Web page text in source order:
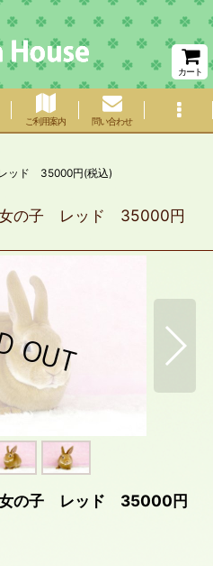
カート
ご利用案内 問い合わせ
ッド 35000円(税込)
女の子 レッド 35000円
女の子 レッド 35000円